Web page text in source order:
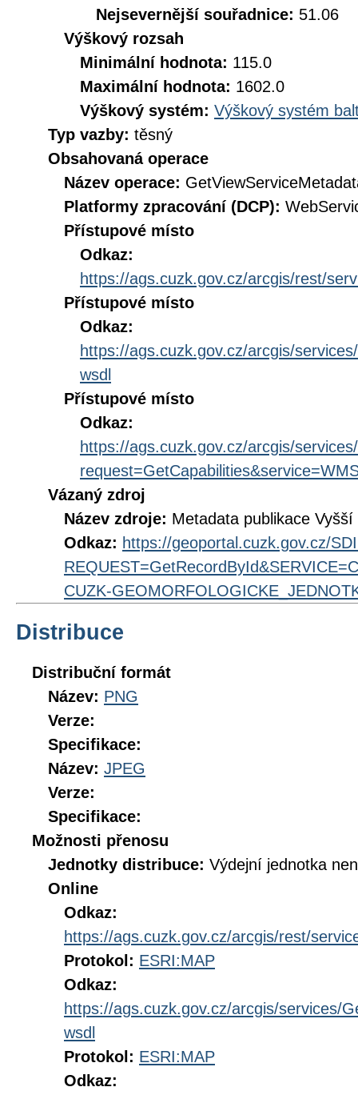
Nejsevernější souřadnice: 51.06
Výškový rozsah
Minimální hodnota: 115.0
Maximální hodnota: 1602.0
Výškový systém: Výškový systém
Typ vazby: těsný
Obsahovaná operace
Název operace:
Platformy zpracování (DCP):
Přístupové místo
Odkaz:
https://ags.cuzk.gov.cz/arcgis/rest/
Přístupové místo
Odkaz:
https://ags.cuzk.gov.cz/arcgis/
wsdl
Přístupové místo
Odkaz:
https://ags.cuzk.gov.cz/arcgis/
Vázaný zdroj
Název zdroje: Metadata publikace
Odkaz: https://geoportal.cuzk.gov.cz/
CUZK-
Distribuce
Distribuční formát
Název: PNG
Verze:
Specifikace:
Název: JPEG
Verze:
Specifikace:
Možnosti přenosu
Jednotky distribuce: Výdejní jednotka
Online
Odkaz:
https://ags.cuzk.gov.cz/arcgis/rest/
Protokol: ESRI:MAP
Odkaz:
https://ags.cuzk.gov.cz/arcgis/services/
wsdl
Protokol: ESRI:MAP
Odkaz: